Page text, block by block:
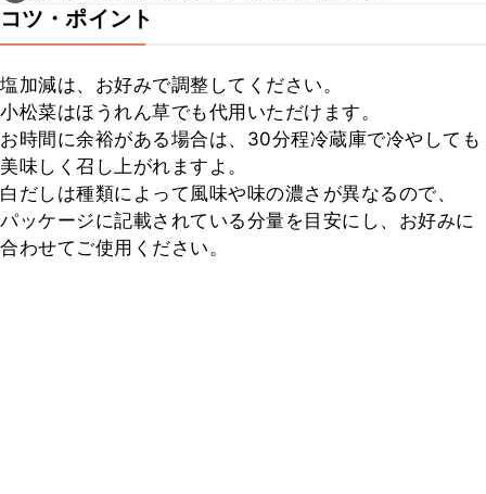
コツ・ポイント
塩加減は、お好みで調整してください。
小松菜はほうれん草でも代用いただけます。
お時間に余裕がある場合は、30分程冷蔵庫で冷やしても
美味しく召し上がれますよ。
白だしは種類によって風味や味の濃さが異なるので、
パッケージに記載されている分量を目安にし、お好みに
合わせてご使用ください。